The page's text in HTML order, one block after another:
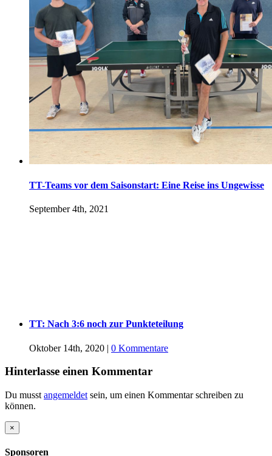
TT-Teams vor dem Saisonstart: Eine Reise ins Ungewisse
September 4th, 2021
TT: Nach 3:6 noch zur Punkteteilung
Oktober 14th, 2020 | 0 Kommentare
Hinterlasse einen Kommentar
Du musst angemeldet sein, um einen Kommentar schreiben zu
können.
Close
product
×
Sponsoren